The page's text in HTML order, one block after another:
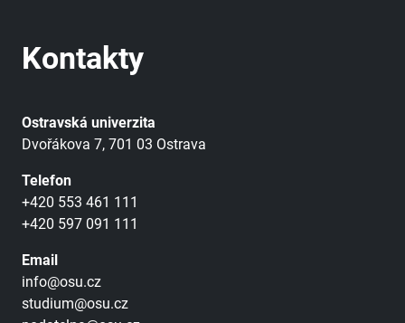
Kontakty
Ostravská univerzita
Dvořákova 7, 701 03 Ostrava
Telefon
+420 553 461 111
+420 597 091 111
Email
info@osu.cz
studium@osu.cz